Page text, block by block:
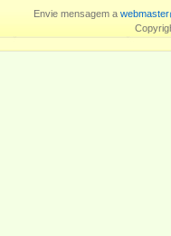
Envie mensagem a